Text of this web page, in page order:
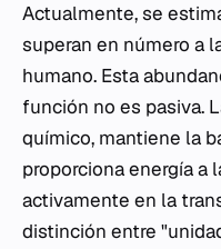
Actualmente, se
superan en número a
humano. Esta
función no es pasiva.
químico, mantiene la
proporciona energía a
activamente en la
distinción entre